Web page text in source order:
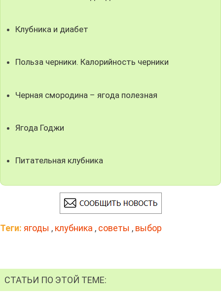
Клубника и диабет
Польза черники. Калорийность черники
Черная смородина – ягода полезная
Ягода Годжи
Питательная клубника
Теги: ягоды , клубника , советы , выбор
СТАТЬИ ПО ЭТОЙ ТЕМЕ: